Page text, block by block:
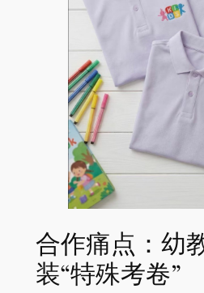
合作痛点：幼
装“特殊考卷”